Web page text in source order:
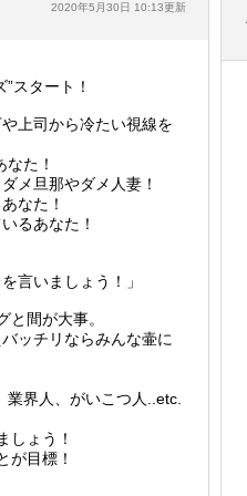
2020年5月30日 10:13更新
スタート！
上司から冷たい視線を
た！
メ旦那やダメ人妻！
なた！
るあなた！
言いましょう！」
間が大事。
ッチリならみんな壷に
界人、がいこつ人..etc.
しょう！
が目標！